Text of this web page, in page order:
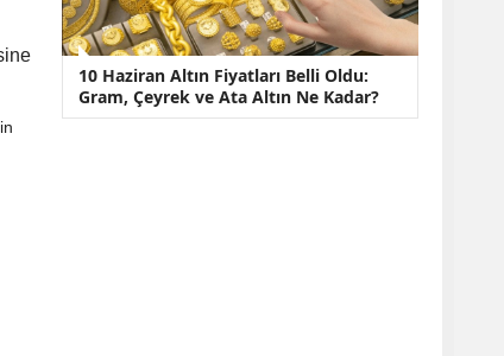
10 Haziran Altın Fiyatları Belli Oldu:
Gram, Çeyrek ve Ata Altın Ne Kadar?